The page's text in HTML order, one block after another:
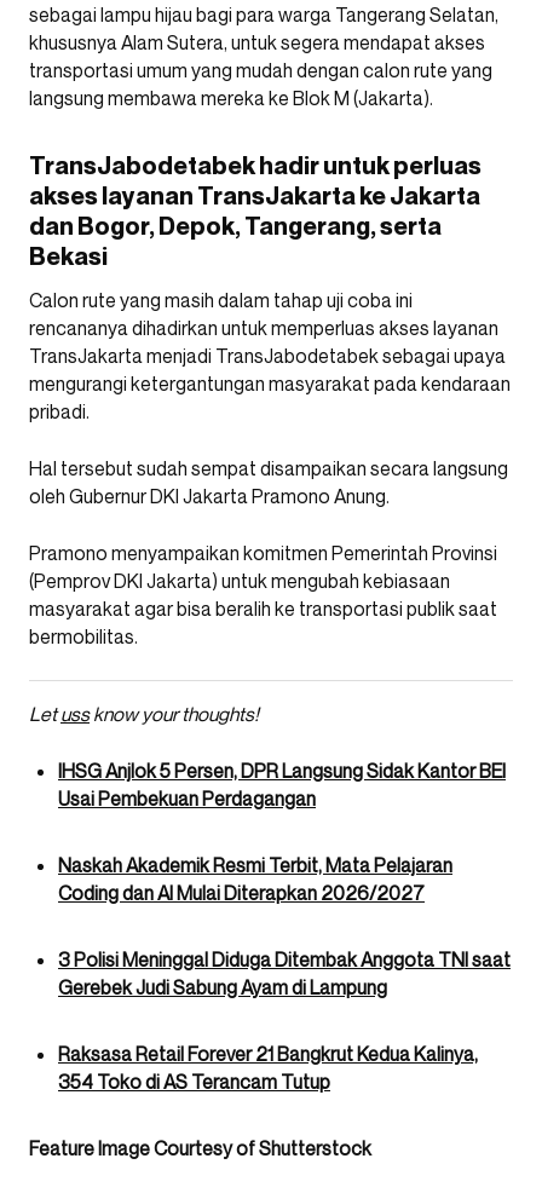
sebagai lampu hijau bagi para warga Tangerang Selatan,
khususnya Alam Sutera, untuk segera mendapat akses
transportasi umum yang mudah dengan calon rute yang
langsung membawa mereka ke Blok M (Jakarta).
TransJabodetabek hadir untuk perluas
akses layanan TransJakarta ke Jakarta
dan Bogor, Depok, Tangerang, serta
Bekasi
Calon rute yang masih dalam tahap uji coba ini
rencananya dihadirkan untuk memperluas akses layanan
TransJakarta menjadi TransJabodetabek sebagai upaya
mengurangi ketergantungan masyarakat pada kendaraan
pribadi.
Hal tersebut sudah sempat disampaikan secara langsung
oleh Gubernur DKI Jakarta Pramono Anung.
Pramono menyampaikan komitmen Pemerintah Provinsi
(Pemprov DKI Jakarta) untuk mengubah kebiasaan
masyarakat agar bisa beralih ke transportasi publik saat
bermobilitas.
Letussknow your thoughts!
IHSG Anjlok 5 Persen, DPR Langsung Sidak Kantor BEI
Usai Pembekuan Perdagangan
Naskah Akademik Resmi Terbit, Mata Pelajaran
Coding dan AI Mulai Diterapkan 2026/2027
3 Polisi Meninggal Diduga Ditembak Anggota TNI saat
Gerebek Judi Sabung Ayam di Lampung
Raksasa Retail Forever 21 Bangkrut Kedua Kalinya,
354 Toko di AS Terancam Tutup
Feature Image Courtesy of Shutterstock